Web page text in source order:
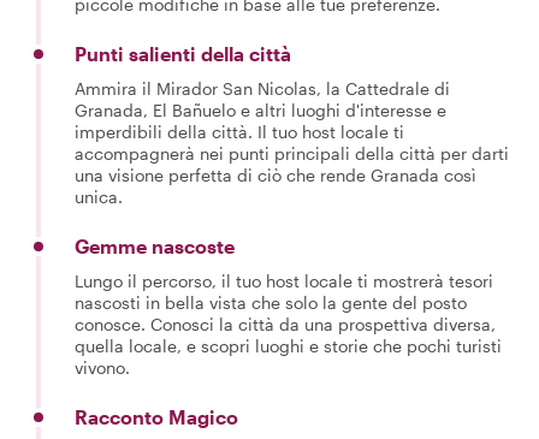
Punti salienti della città
Ammira il Mirador San Nicolas, la Cattedrale di
Granada, El Bañuelo e altri luoghi d'interesse e
imperdibili della città. Il tuo host locale ti
accompagnerà nei punti principali della città per darti
una visione perfetta di ciò che rende Granada così
unica.
Gemme nascoste
Lungo il percorso, il tuo host locale ti mostrerà tesori
nascosti in bella vista che solo la gente del posto
conosce. Conosci la città da una prospettiva diversa,
quella locale, e scopri luoghi e storie che pochi turisti
vivono.
Racconto Magico